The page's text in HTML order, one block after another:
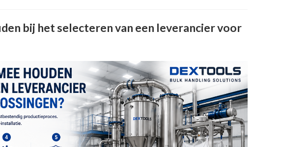
bij het selecteren van een leverancier voor